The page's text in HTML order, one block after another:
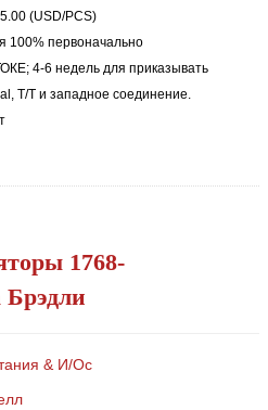
(USD/PCS)
100% первоначально
4-6 недель для приказывать
T/T и западное соединение.
1768-
& И/Ос